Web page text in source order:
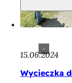
15.06.2024
Wycieczka